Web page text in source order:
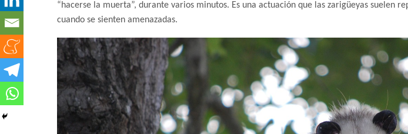
“hacerse la muerta”, durante varios minutos. Es una actuación que las zarigüeyas suelen
cuando se sienten amenazadas.